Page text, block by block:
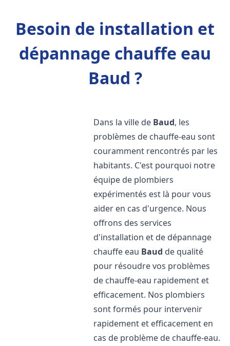
Besoin de installation et
dépannage chauffe eau
Baud ?
Dans la ville de Baud, les
problèmes de chauffe-eau sont
couramment rencontrés par les
habitants. C'est pourquoi notre
équipe de plombiers
expérimentés est là pour vous
aider en cas d'urgence. Nous
offrons des services
d'installation et de dépannage
chauffe eau Baud de qualité
pour résoudre vos problèmes
de chauffe-eau rapidement et
efficacement. Nos plombiers
sont formés pour intervenir
rapidement et efficacement en
cas de problème de chauffe-eau.